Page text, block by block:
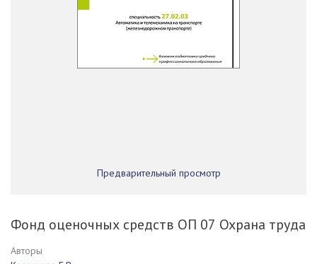
Предварительный просмотр
Фонд оценочных средств ОП 07 Охрана труда
Авторы